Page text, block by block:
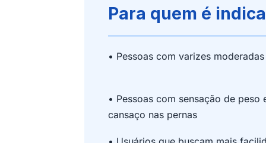
Para quem é
• Pessoas com varizes moderadas
• Pessoas com sensação de peso
cansaço nas pernas